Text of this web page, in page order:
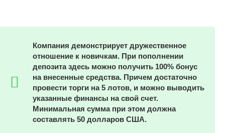
Компания демонстрирует дружественное
отношение к новичкам. При пополнении
депозита здесь можно получить 100% бонус
на внесенные средства. Причем достаточно
провести торги на 5 лотов, и можно выводить
указанные финансы на свой счет.
Минимальная сумма при этом должна
составлять 50 долларов США.